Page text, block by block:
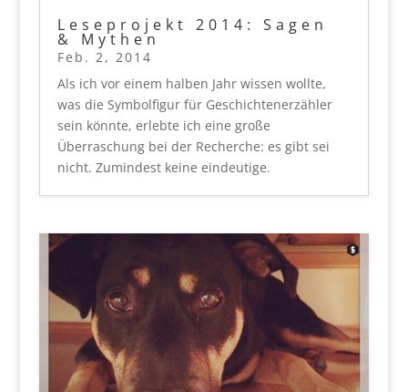
Leseprojekt 2014: Sagen
& Mythen
Feb. 2, 2014
Als ich vor einem halben Jahr wissen wollte,
was die Symbolfigur für Geschichtenerzähler
sein könnte, erlebte ich eine große
Überraschung bei der Recherche: es gibt sei
nicht. Zumindest keine eindeutige.